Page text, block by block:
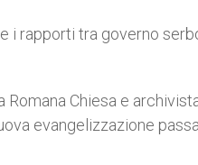
i rapporti tra governo
Romana Chiesa e
evangelizzazione